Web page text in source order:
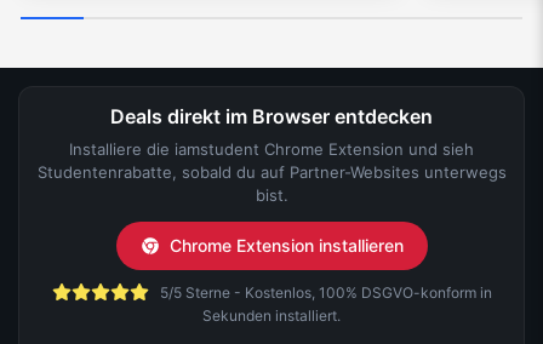
Deals direkt im Browser entdecken
Installiere die iamstudent Chrome Extension und sieh
Studentenrabatte, sobald du auf Partner-Websites unterwegs
bist.
Chrome Extension installieren
5/5 Sterne - Kostenlos, 100% DSGVO-konform in
Sekunden installiert.